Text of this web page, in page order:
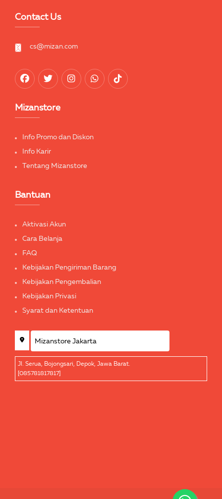
Contact Us
cs@mizan.com
Mizanstore
Info Promo dan Diskon
Info Karir
Tentang Mizanstore
Bantuan
Aktivasi Akun
Cara Belanja
FAQ
Kebijakan Pengiriman Barang
Kebijakan Pengembalian
Kebijakan Privasi
Syarat dan Ketentuan
Jl. Serua, Bojongsari, Depok, Jawa Barat.
[085781817817]